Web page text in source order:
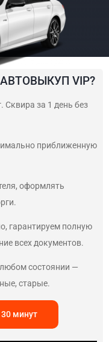
VIP?
за 1 день без
приближенную
оформлять
гарантируем полную
всех документов.
состоянии —
старые.
минут